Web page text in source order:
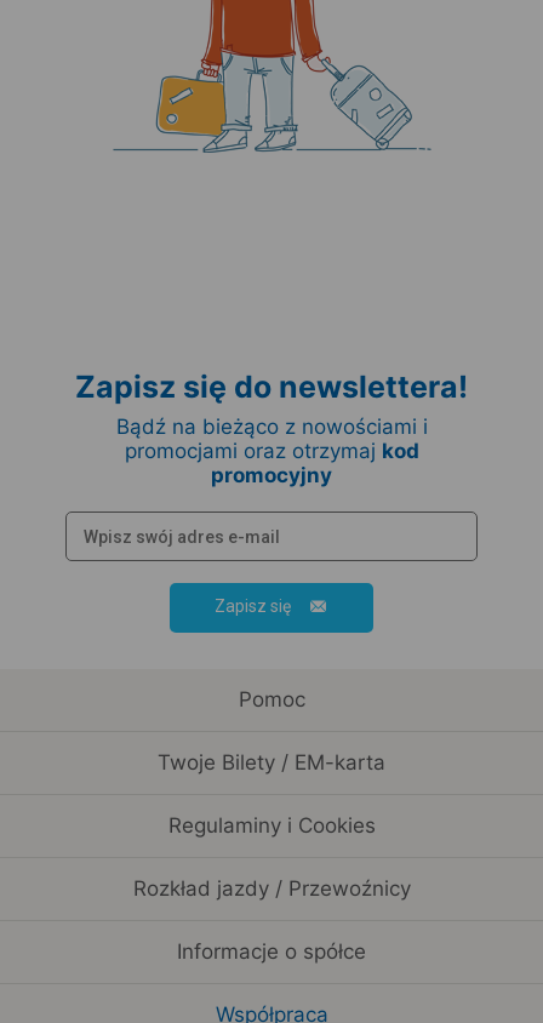
Zapisz się do newslettera!
Bądź na bieżąco z nowościami i
promocjami oraz otrzymaj kod
promocyjny
Zapisz się
Pomoc
Twoje Bilety / EM-karta
Regulaminy i Cookies
Rozkład jazdy / Przewoźnicy
Informacje o spółce
Współpraca